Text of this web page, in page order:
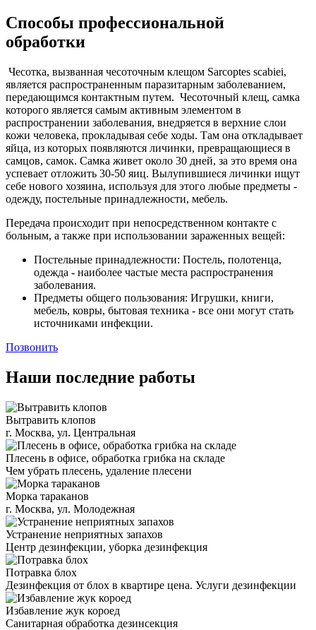
Способы профессиональной
обработки
Чесотка, вызванная чесоточным клещом Sarcoptes scabiei,
является распространенным паразитарным заболеванием,
передающимся контактным путем. Чесоточный клещ, самка
которого является самым активным элементом в
распространении заболевания, внедряется в верхние слои
кожи человека, прокладывая себе ходы. Там она откладывает
яйца, из которых появляются личинки, превращающиеся в
самцов, самок. Самка живет около 30 дней, за это время она
успевает отложить 30-50 яиц. Вылупившиеся личинки ищут
себе нового хозяина, используя для этого любые предметы -
одежду, постельные принадлежности, мебель.
Передача происходит при непосредственном контакте с
больным, а также при использовании зараженных вещей:
Постельные принадлежности: Постель, полотенца,
одежда - наиболее частые места распространения
заболевания.
Предметы общего пользования: Игрушки, книги,
мебель, ковры, бытовая техника - все они могут стать
источниками инфекции.
Позвонить
Наши последние работы
Вытравить клопов
г. Москва, ул. Центральная
Плесень в офисе, обработка грибка на складе
Чем убрать плесень, удаление плесени
Морка тараканов
г. Москва, ул. Молодежная
Устранение неприятных запахов
Центр дезинфекции, уборка дезинфекция
Потравка блох
Дезинфекция от блох в квартире цена. Услуги дезинфекции
Избавление жук короед
Санитарная обработка дезинсекция